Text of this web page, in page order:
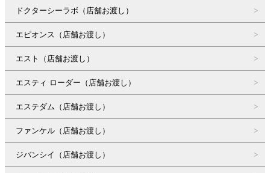
ドクターシーラボ（店舗お渡し）
エピオンス（店舗お渡し）
エスト（店舗お渡し）
エスティ ローダー（店舗お渡し）
エステダム（店舗お渡し）
ファンケル（店舗お渡し）
ジバンシイ（店舗お渡し）